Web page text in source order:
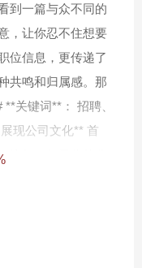
到一篇与众不同的
，让你忍不住想要
位信息，更传递了
共鸣和归属感。那
关键词**： 招聘、
现公司文化** 首
比如，如果你的公
体现出这种氛围。
能。我们是一群梦
活。如果你渴望在